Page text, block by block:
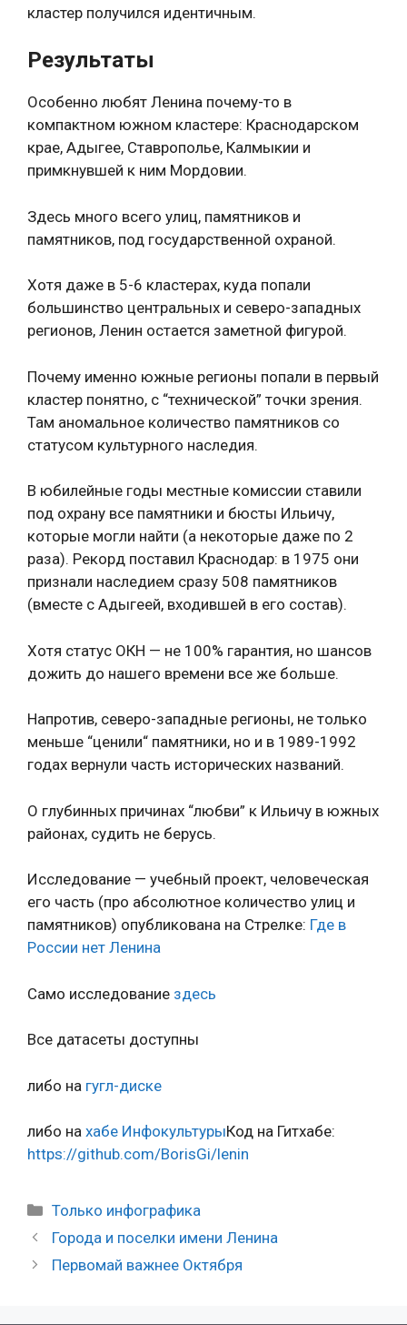
кластер получился идентичным.
Результаты
Особенно любят Ленина почему-то в
компактном южном кластере: Краснодарском
крае, Адыгее, Ставрополье, Калмыкии и
примкнувшей к ним Мордовии.
Здесь много всего улиц, памятников и
памятников, под государственной охраной.
Хотя даже в 5-6 кластерах, куда попали
большинство центральных и северо-западных
регионов, Ленин остается заметной фигурой.
Почему именно южные регионы попали в первый
кластер понятно, с “технической” точки зрения.
Там аномальное количество памятников со
статусом культурного наследия.
В юбилейные годы местные комиссии ставили
под охрану все памятники и бюсты Ильичу,
которые могли найти (а некоторые даже по 2
раза). Рекорд поставил Краснодар: в 1975 они
признали наследием сразу 508 памятников
(вместе с Адыгеей, входившей в его состав).
Хотя статус ОКН — не 100% гарантия, но шансов
дожить до нашего времени все же больше.
Напротив, северо-западные регионы, не только
меньше “ценили“ памятники, но и в 1989-1992
годах вернули часть исторических названий.
О глубинных причинах “любви” к Ильичу в южных
районах, судить не берусь.
Исследование — учебный проект, человеческая
его часть (про абсолютное количество улиц и
памятников) опубликована на Стрелке: Где в
России нет Ленина
Само исследование здесь
Все датасеты доступны
либо на гугл-диске
либо на хабе ИнфокультурыКод на Гитхабе:
https://github.com/BorisGi/lenin
Рубрики
Только инфографика
Навигация
записи
Города и поселки имени Ленина
Первомай важнее Октября